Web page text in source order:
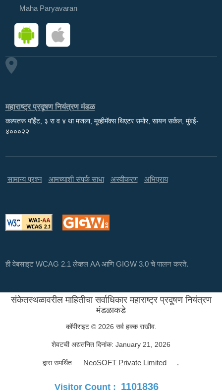
Maha Paryavaran
महाराष्ट्र प्रदूषण नियंत्रण मंडळ
कल्पतरू पॉईंट, ३ रा व ४ था मजला, मूव्हीमॅक्स थिएटर समोर, सायन सर्कल, मुंबई-
४०००२२
सामान्य प्रश्न आमच्याशी संपर्क साधा अस्वीकरण अभिप्राय
ही वेबसाइट WCAG 2.1 लेव्हल AA आणि GIGW 3.0 चे पालन करते.
संकेतस्थळावरील माहितीचा सर्वाधिकार महाराष्ट्र प्रदूषण नियंत्रण
मंडळाकडे
कॉपीराइट © 2026 सर्व हक्क राखीव.
शेवटची अद्यतनित दिनांक: January 21, 2026
द्वारा समर्थित: NeoSOFT Private Limited .
Visitor Count : 1101836